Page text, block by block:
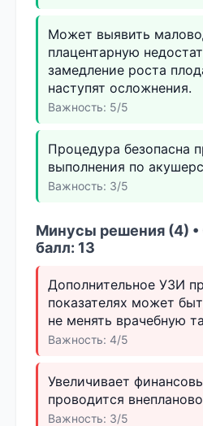
Может выявить
плацентарную
замедление роста
наступят осложнения.
Важность: 5/5
Процедура безопасна
выполнения по
Важность: 3/5
Минусы решения (4)
балл: 13
Дополнительное УЗИ
показателях может
не менять врачебную
Важность: 4/5
Увеличивает
проводится
Важность: 3/5